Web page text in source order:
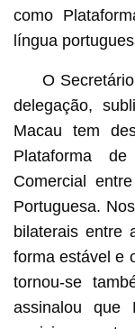
como
língua
O
delegação,
Macau tem
Plataforma
Comercial
Portuguesa.
bilaterais entre
forma estável e
tornou-se
assinalou que